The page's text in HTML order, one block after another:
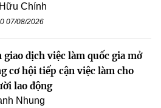
Chính
07/08/2026
giao dịch việc làm quốc gia mở
cơ hội tiếp cận việc làm cho
lao động
Nhung